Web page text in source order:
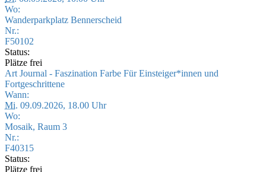
Wo:
Wanderparkplatz Bennerscheid
Nr.:
F50102
Status:
Plätze frei
Art Journal - Faszination Farbe Für Einsteiger*innen und
Fortgeschrittene
Wann:
Mi. 09.09.2026, 18.00 Uhr
Wo:
Mosaik, Raum 3
Nr.:
F40315
Status:
Plätze frei